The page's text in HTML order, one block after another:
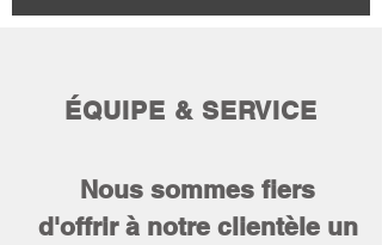
ÉQUIPE & SERVICE
Nous sommes fiers
d'offrir à notre clientèle un